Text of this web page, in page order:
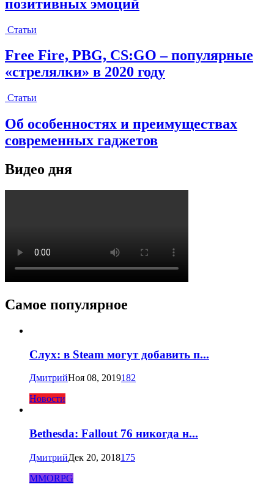
позитивных эмоций
Статьи
Free Fire, PBG, CS:GO – популярные
«стрелялки» в 2020 году
Статьи
Об особенностях и преимуществах
современных гаджетов
Видео дня
Самое популярное
Слух: в Steam могут добавить п...
ДмитрийНоя 08, 2019182
Новости
Bethesda: Fallout 76 никогда н...
ДмитрийДек 20, 2018175
MMORPG